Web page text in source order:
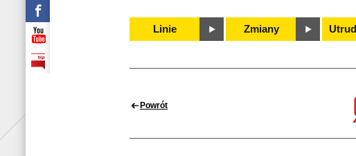
Linie Zmiany
Powrót